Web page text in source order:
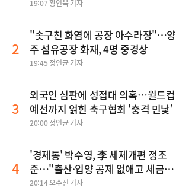
19:07 황인욱 기자
2
"솟구친 화염에 공장 아수라장"…양
주 섬유공장 화재, 4명 중경상
19:45 정인균 기자
3
외국인 심판에 성접대 의혹…월드컵
예선까지 얽힌 축구협회 '충격 민낯’
20:00 정인균 기자
4
'경제통' 박수영, 李 세제개편 정조
준…"출산·입양 공제 없애고 세금폭
탄"
20:14 오수진 기자